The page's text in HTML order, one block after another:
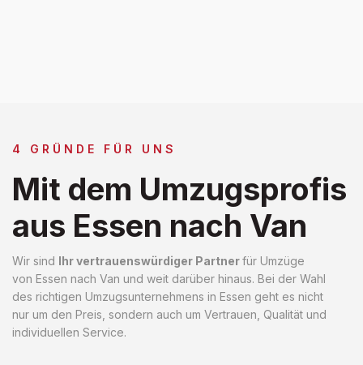
4 GRÜNDE FÜR UNS
Mit dem Umzugsprofis
aus Essen nach Van
Wir sind Ihr vertrauenswürdiger Partnerfür Umzüge
von Essen nach Van und weit darüber hinaus. Bei der Wahl
des richtigen Umzugsunternehmens in Essen geht es nicht
nur um den Preis, sondern auch um Vertrauen, Qualität und
individuellen Service.